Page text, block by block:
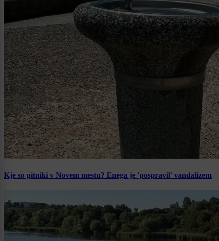
Kje so pitniki v Novem mestu? Enega je 'pospravil' vandalizem